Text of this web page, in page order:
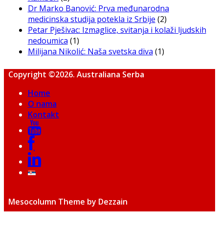
Dr Marko Banović: Prva međunarodna
medicinska studija potekla iz Srbije (2)
Petar Pješivac: Izmaglice, svitanja i kolaži ljudskih
nedoumica (1)
Milijana Nikolić: Naša svetska diva (1)
Copyright ©2026. Australiana Serba
Home
O nama
Kontakt
Mesocolumn Theme by Dezzain